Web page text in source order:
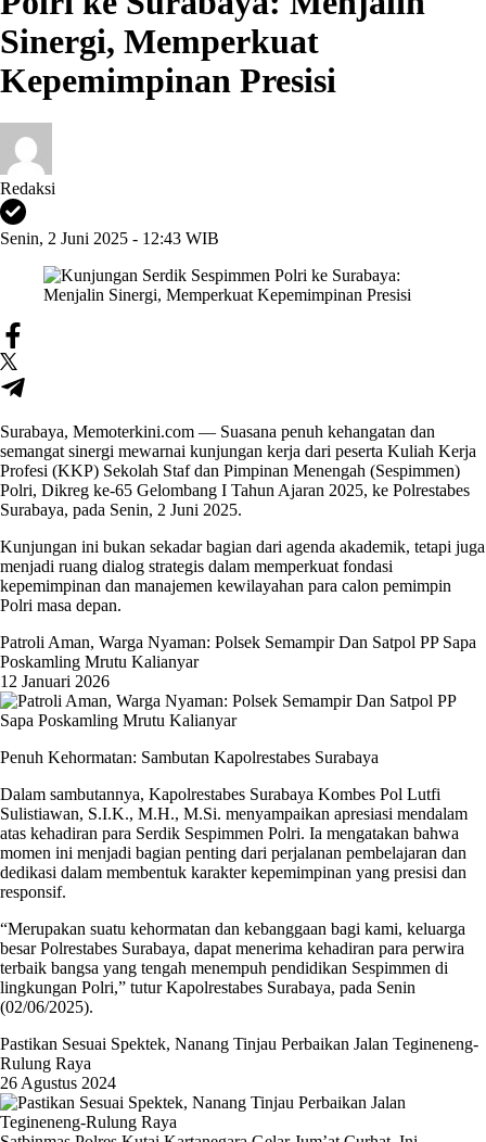
Sinergi, Memperkuat
Kepemimpinan Presisi
Redaksi
Senin, 2 Juni 2025 - 12:43 WIB
Surabaya, Memoterkini.com — Suasana penuh kehangatan dan
semangat sinergi mewarnai kunjungan kerja dari peserta Kuliah Kerja
Profesi (KKP) Sekolah Staf dan Pimpinan Menengah (Sespimmen)
Polri, Dikreg ke-65 Gelombang I Tahun Ajaran 2025, ke Polrestabes
Surabaya, pada Senin, 2 Juni 2025.
Kunjungan ini bukan sekadar bagian dari agenda akademik, tetapi juga
menjadi ruang dialog strategis dalam memperkuat fondasi
kepemimpinan dan manajemen kewilayahan para calon pemimpin
Polri masa depan.
Patroli Aman, Warga Nyaman: Polsek Semampir Dan Satpol PP Sapa
Poskamling Mrutu Kalianyar
12 Januari 2026
Penuh Kehormatan: Sambutan Kapolrestabes Surabaya
Dalam sambutannya, Kapolrestabes Surabaya Kombes Pol Lutfi
Sulistiawan, S.I.K., M.H., M.Si. menyampaikan apresiasi mendalam
atas kehadiran para Serdik Sespimmen Polri. Ia mengatakan bahwa
momen ini menjadi bagian penting dari perjalanan pembelajaran dan
dedikasi dalam membentuk karakter kepemimpinan yang presisi dan
responsif.
“Merupakan suatu kehormatan dan kebanggaan bagi kami, keluarga
besar Polrestabes Surabaya, dapat menerima kehadiran para perwira
terbaik bangsa yang tengah menempuh pendidikan Sespimmen di
lingkungan Polri,” tutur Kapolrestabes Surabaya, pada Senin
(02/06/2025).
Pastikan Sesuai Spektek, Nanang Tinjau Perbaikan Jalan Tegineneng-
Rulung Raya
26 Agustus 2024